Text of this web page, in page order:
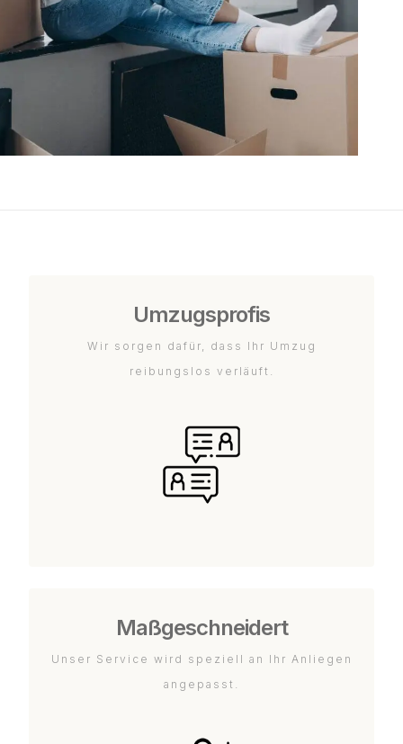
Umzugsprofis
Wir sorgen dafür, dass Ihr Umzug
reibungslos verläuft.
Maßgeschneidert
Unser Service wird speziell an Ihr Anliegen
angepasst.